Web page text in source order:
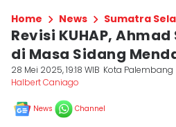
Home News Sumatra
Revisi KUHAP,
di Masa Sidang
28 Mei 2025, 19:18 WIB Kota Palembang
Halbert Caniago
News Channel